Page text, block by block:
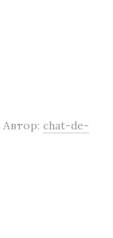
Автор: chat-de-